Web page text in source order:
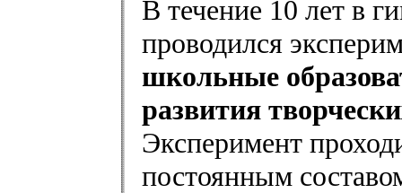
В течение 10 лет в
проводился
школьные
развития
Эксперимент
постоянным